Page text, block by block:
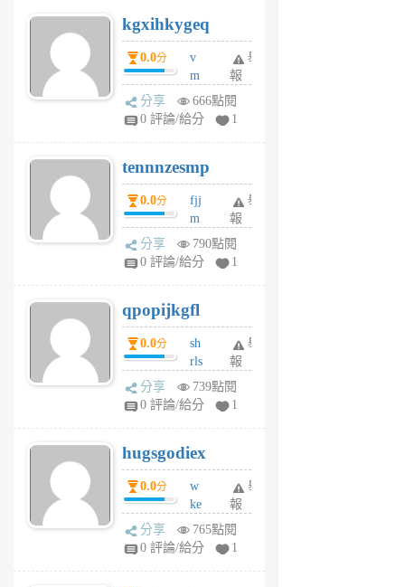
6
個
月
前
kgxihkygeq
0.0分
v
m
sg
sr
6
個
月
前
舉
報
分享
666點閱
0 評論/給分
1
tennnzesmp
0.0分
fjj
m
w
rs
6
個
月
前
舉
報
分享
790點閱
0 評論/給分
1
qpopijkgfl
0.0分
sh
rls
k
m
6
個
月
前
舉
報
分享
739點閱
0 評論/給分
1
hugsgodiex
0.0分
w
ke
rv
pj
舉
報
分享
765點閱
0 評論/給分
1